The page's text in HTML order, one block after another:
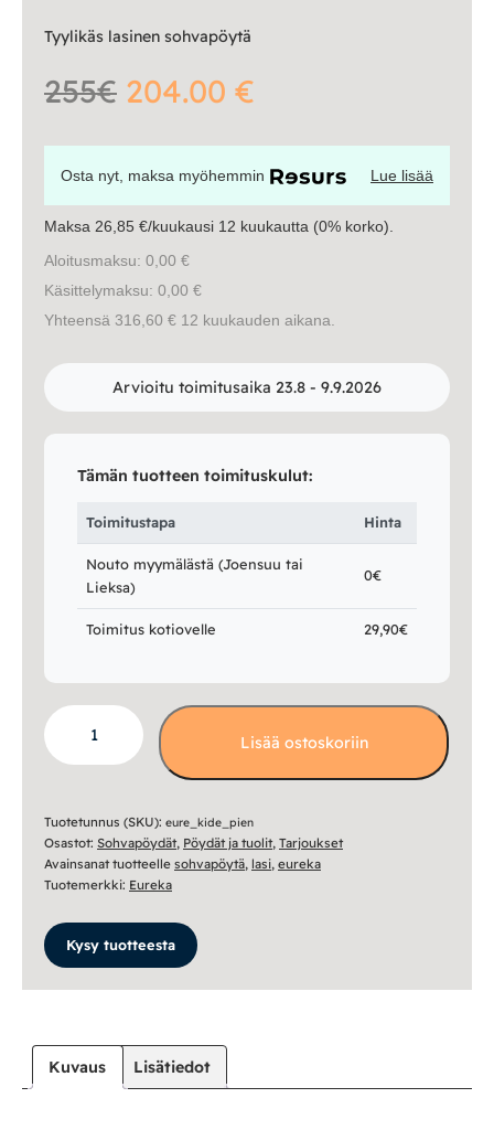
Matot
Vuodesohvat
Senioreille
Oma tili|Yhteystiedot|Ostoskori
Tyylikäs lasinen sohvapöytä
255€ 204.00 €
Osta nyt, maksa myöhemmin Lue lisää
Maksa 26,85 €/kuukausi 12 kuukautta (0% korko).
Aloitusmaksu: 0,00 €
Käsittelymaksu: 0,00 €
Yhteensä 316,60 € 12 kuukauden aikana.
Arvioitu toimitusaika 23.8 - 9.9.2026
Tämän tuotteen toimituskulut:
Toimitustapa Hinta
Nouto myymälästä (Joensuu tai
Lieksa)
0€
Toimitus kotiovelle 29,90€
Kide
sohvapöytä
60x60
Lisää ostoskoriin
Tuotetunnus (SKU): eure_kide_pien
Osastot: Sohvapöydät, Pöydät ja tuolit, Tarjoukset
Avainsanat tuotteelle sohvapöytä, lasi, eureka
Tuotemerkki: Eureka
Kysy tuotteesta
Kuvaus Lisätiedot